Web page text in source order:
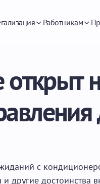
Работникам
открыт
с
другие достоинства